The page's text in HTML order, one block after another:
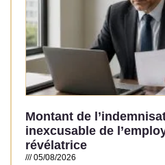
Montant de
inexcusable de
révélatrice
05/08/2026